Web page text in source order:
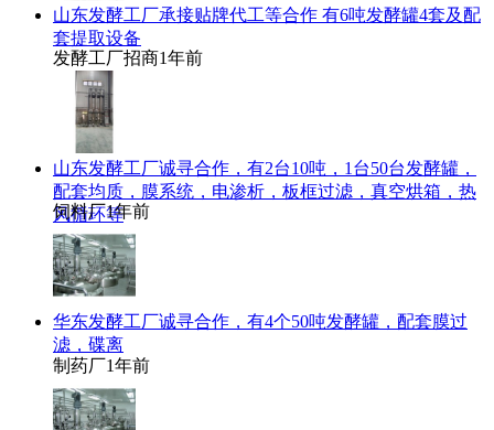
山东发酵工厂承接贴牌代工等合作 有6吨发酵罐4套及配
套提取设备
发酵工厂招商1年前
山东发酵工厂诚寻合作，有2台10吨，1台50台发酵罐，
配套均质，膜系统，电渗析，板框过滤，真空烘箱，热
风循环等
饲料厂1年前
华东发酵工厂诚寻合作，有4个50吨发酵罐，配套膜过
滤，碟离
制药厂1年前